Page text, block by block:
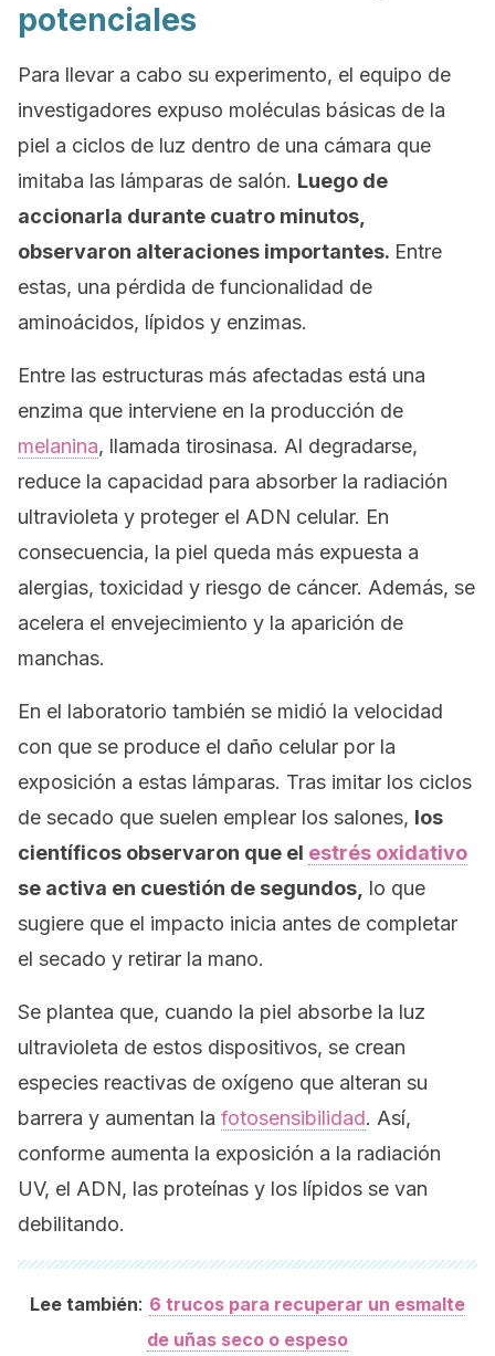
potenciales
Para llevar a cabo su experimento, el equipo de
investigadores expuso moléculas básicas de la
piel a ciclos de luz dentro de una cámara que
imitaba las lámparas de salón. Luego de
accionarla durante cuatro minutos,
observaron alteraciones importantes. Entre
estas, una pérdida de funcionalidad de
aminoácidos, lípidos y enzimas.
Entre las estructuras más afectadas está una
enzima que interviene en la producción de
melanina, llamada tirosinasa. Al degradarse,
reduce la capacidad para absorber la radiación
ultravioleta y proteger el ADN celular. En
consecuencia, la piel queda más expuesta a
alergias, toxicidad y riesgo de cáncer. Además, se
acelera el envejecimiento y la aparición de
manchas.
En el laboratorio también se midió la velocidad
con que se produce el daño celular por la
exposición a estas lámparas. Tras imitar los ciclos
de secado que suelen emplear los salones, los
científicos observaron que el estrés oxidativo
se activa en cuestión de segundos, lo que
sugiere que el impacto inicia antes de completar
el secado y retirar la mano.
Se plantea que, cuando la piel absorbe la luz
ultravioleta de estos dispositivos, se crean
especies reactivas de oxígeno que alteran su
barrera y aumentan la fotosensibilidad. Así,
conforme aumenta la exposición a la radiación
UV, el ADN, las proteínas y los lípidos se van
debilitando.
Lee también: 6 trucos para recuperar un esmalte
de uñas seco o espeso